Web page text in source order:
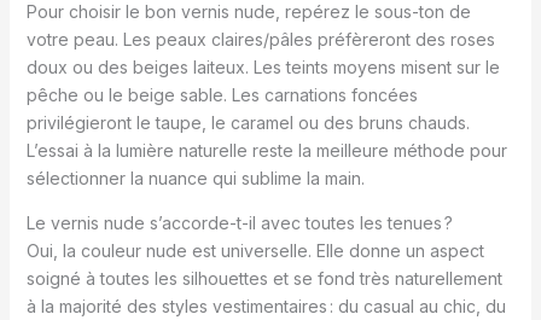
Pour choisir le bon vernis nude, repérez le sous-ton de
votre peau. Les peaux claires/pâles préfèreront des roses
doux ou des beiges laiteux. Les teints moyens misent sur le
pêche ou le beige sable. Les carnations foncées
privilégieront le taupe, le caramel ou des bruns chauds.
L’essai à la lumière naturelle reste la meilleure méthode pour
sélectionner la nuance qui sublime la main.
Le vernis nude s’accorde-t-il avec toutes les tenues ?
Oui, la couleur nude est universelle. Elle donne un aspect
soigné à toutes les silhouettes et se fond très naturellement
à la majorité des styles vestimentaires : du casual au chic, du